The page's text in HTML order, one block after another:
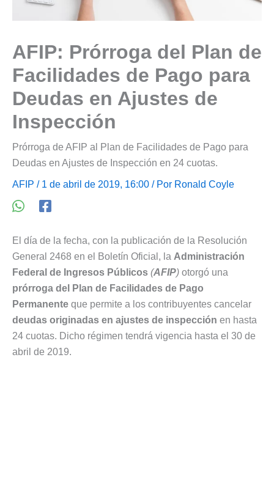
AFIP: Prórroga del Plan de
Facilidades de Pago para
Deudas en Ajustes de
Inspección
Prórroga de AFIP al Plan de Facilidades de Pago para
Deudas en Ajustes de Inspección en 24 cuotas.
AFIP / 1 de abril de 2019, 16:00 / Por Ronald Coyle
El día de la fecha, con la publicación de la Resolución
General 2468 en el Boletín Oficial, la Administración
Federal de Ingresos Públicos (AFIP) otorgó una
prórroga del Plan de Facilidades de Pago
Permanente que permite a los contribuyentes cancelar
deudas originadas en ajustes de inspección en hasta
24 cuotas. Dicho régimen tendrá vigencia hasta el 30 de
abril de 2019.